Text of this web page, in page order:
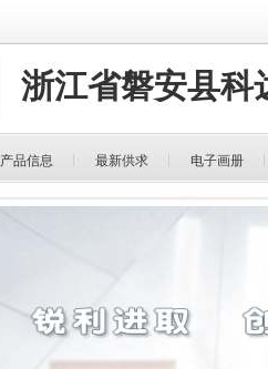
浙江省磐安县科
产品信息 最新供求 电子画册